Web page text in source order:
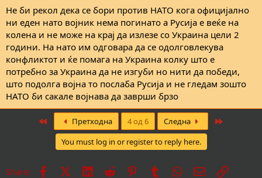
Ова британците го имаат објаснето најпросто. Меѓу држави не
постојат вечни пријателства туку само интереси.
Не би рекол дека се бори против НАТО кога официјално
ни еден нато војник нема погинато а Русија е веќе на
колена и не може на крај да излезе со Украина цели 2
години. На нато им одговара да се одолговлекува
конфликтот и ќе помага на Украина колку што е
потребно за Украина да не изгуби но нити да победи,
што подолга војна то послаба Русија и не гледам зошто
НАТО би сакале војнава да заврши брзо
Претходна 4 од 6 Следна
You must log in or register to reply here.
Share: Facebook LinkedInReddit PinterestTumblrWhatsApp
Е-поштаВрска